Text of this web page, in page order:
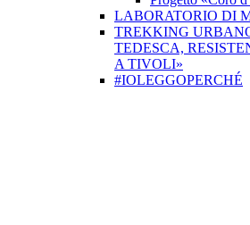
LABORATORIO DI
TREKKING
TEDESCA,
A TIVOLI»
#IOLEGGOPERCHÉ